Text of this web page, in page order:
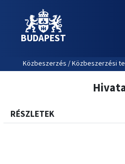
BUDAPEST
Közbeszerzés / Közbeszerzési
RÉSZLETEK